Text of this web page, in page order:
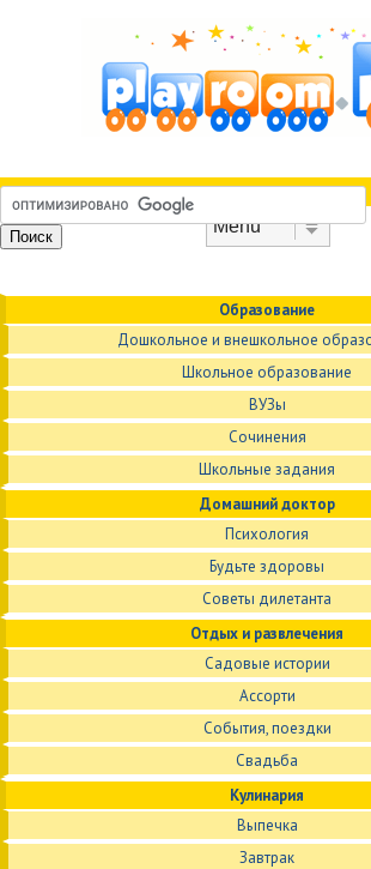
Образование
Дошкольное и внешкольное
Школьное образование
ВУЗы
Сочинения
Школьные задания
Домашний доктор
Психология
Будьте здоровы
Советы дилетанта
Отдых и развлечения
Садовые истории
Ассорти
События, поездки
Свадьба
Кулинария
Выпечка
Завтрак